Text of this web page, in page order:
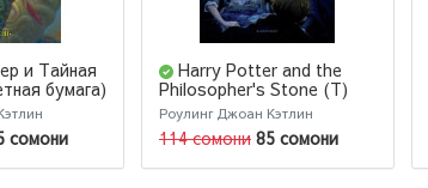
и Тайная
бумага)
сомони
Harry Potter and the
Philosopher's Stone (Т)
Роулинг Джоан Кэтлин
114 сомони 85 сомони